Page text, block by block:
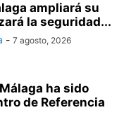
ampliará su
la seguridad...
- 7 agosto, 2026
ha sido
de Referencia